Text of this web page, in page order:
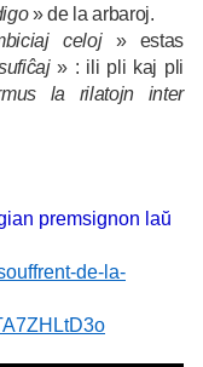
» de la arbaroj.
celoj» estas
» : ili pli kaj pli
la rilatojn inter
premsignon laŭ
de-la-